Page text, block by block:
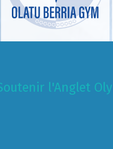
l'Anglet